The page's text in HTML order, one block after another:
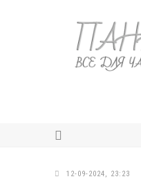
12-09-2024, 23:23